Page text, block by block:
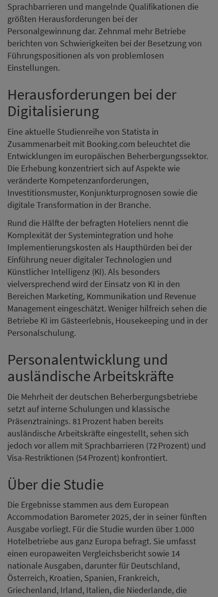
Sprachbarrieren und mangelnde Qualifikationen die
größten Herausforderungen bei der
Personalgewinnung dar. Zehnmal mehr Betriebe
berichten von Schwierigkeiten bei der Besetzung von
Führungspositionen als von problemlosen
Einstellungen.
Herausforderungen bei der
Digitalisierung
Eine aktuelle Studienreihe von Statista in
Zusammenarbeit mit Booking.com beleuchtet die
Entwicklungen im europäischen Beherbergungssektor.
Die Erhebung konzentriert sich auf Aspekte wie
veränderte Kompetenzanforderungen,
Investitionsmuster, Konjunkturprognosen sowie die
digitale Transformation in der Branche.
Rund die Hälfte der befragten Hoteliers nennt die
Komplexität der Systemintegration und hohe
Implementierungskosten als Haupthürden bei der
Einführung neuer digitaler Technologien und
Künstlicher Intelligenz (KI). Als besonders
vielversprechend wird der Einsatz von KI in den
Bereichen Marketing, Kommunikation und Revenue
Management eingeschätzt. Weniger hilfreich sehen die
Betriebe KI im Gästeerlebnis, Housekeeping und in der
Personalschulung.
Personalentwicklung und
ausländische Arbeitskräfte
Die Mehrheit der deutschen Beherbergungsbetriebe
setzt auf interne Schulungen und klassische
Präsenztrainings. 81 Prozent haben bereits
ausländische Arbeitskräfte eingestellt, sehen sich
jedoch vor allem mit Sprachbarrieren (72 Prozent) und
Visa-Restriktionen (54 Prozent) konfrontiert.
Über die Studie
Die Ergebnisse stammen aus dem European
Accommodation Barometer 2025, der in seiner fünften
Ausgabe vorliegt. Für die Studie wurden über 1.000
Hotelbetriebe aus ganz Europa befragt. Sie umfasst
einen europaweiten Vergleichsbericht sowie 14
nationale Ausgaben, darunter für Deutschland,
Österreich, Kroatien, Spanien, Frankreich,
Griechenland, Irland, Italien, die Niederlande, die